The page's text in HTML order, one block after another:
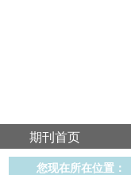
期刊首页
您现在所在位置：